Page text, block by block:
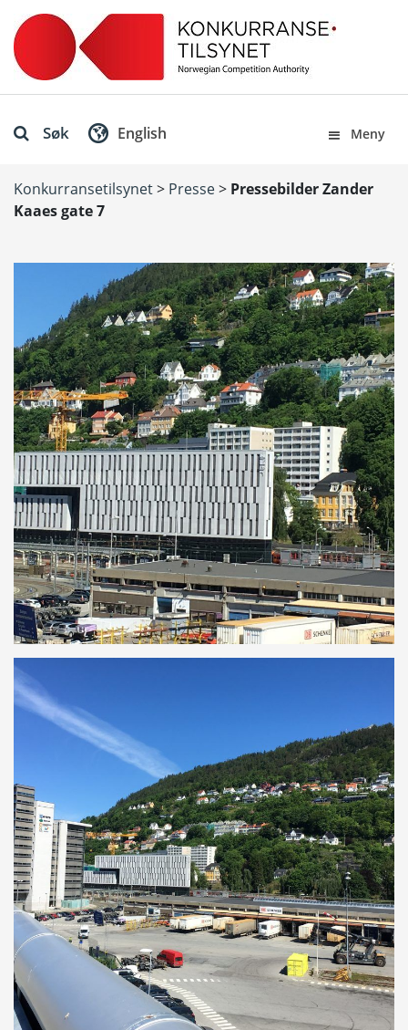
Søk Meny
English
Konkurransetilsynet> Presse> Pressebilder Zander
Kaaes gate 7